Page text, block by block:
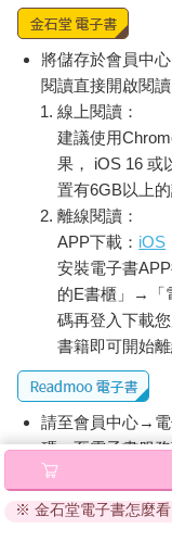
將儲存於會員中
閱讀直接開啟閱讀
線上閱讀：
建議使用
果， iOS 16 或
置有6GB以上
離線閱讀：
APP下載： iOS
安裝電子書
的E書櫃」→「
碼再登入下載
書籍即可開始離
請至會員中心→電
碼』至電子書服
退換貨須知：
因版權保護，您
※ 金石堂電子書怎麼看